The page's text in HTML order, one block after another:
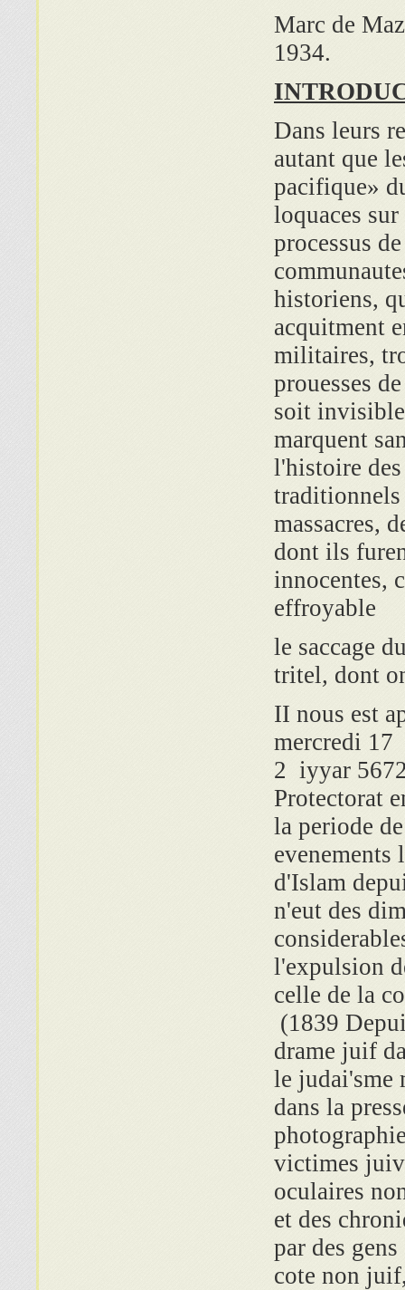
Marc de
1934.
Dans leurs
autant que
pacifique»
loquaces
processus
historiens,
acquitment
militaires,
prouesses
soit
marquent
l'histoire
traditionnels
massacres,
dont ils
innocentes,
effroyable
le saccage
tritel, dont
II nous est
mercredi
2 iyyar
Protectorat
la periode
evenements
d'Islam
n'eut des
l'expulsion
celle de la
(1839
drame juif
le judai'sme
dans la
victimes
oculaires
et des
par des
cote non